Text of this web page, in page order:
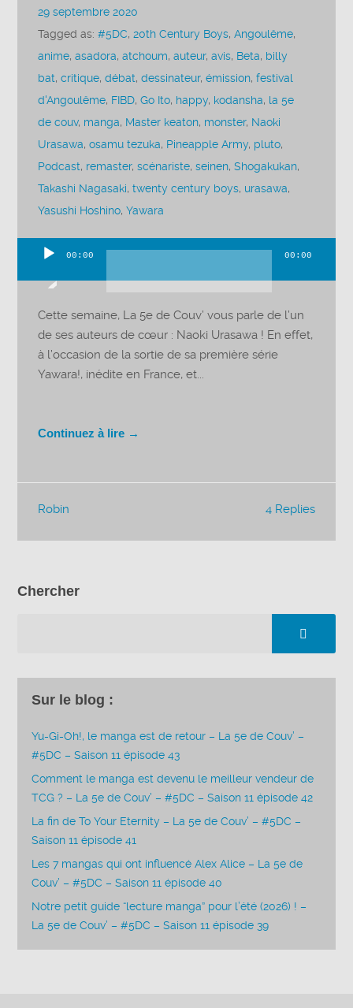
29 septembre 2020
Tagged as:#5DC,20th Century Boys,Angoulême,
anime,asadora,atchoum,auteur,avis, Beta, billy
bat,critique,débat,dessinateur,émission,festival
d'Angoulême, FIBD,Go Ito, happy, kodansha, la 5e
de couv, manga, Master keaton, monster, Naoki
Urasawa,osamu tezuka, Pineapple Army, pluto,
Podcast, remaster,scénariste,seinen,Shogakukan,
Takashi Nagasaki,twenty century boys, urasawa,
Yasushi Hoshino,Yawara
audio
00:00 00:00
Cette semaine, La 5e de Couv’ vous parle de l’un
de ses auteurs de cœur : Naoki Urasawa ! En effet,
à l’occasion de la sortie de sa première série
Yawara!, inédite en France, et...
Continuez à lire →
4 Replies
Robin
Chercher
Sur le blog :
Yu-Gi-Oh!, le manga est de retour – La 5e de Couv’ –
#5DC – Saison 11 épisode 43
Comment le manga est devenu le meilleur vendeur de
TCG ? – La 5e de Couv’ – #5DC – Saison 11 épisode 42
La fin de To Your Eternity – La 5e de Couv’ – #5DC –
Saison 11 épisode 41
Les 7 mangas qui ont influencé Alex Alice – La 5e de
Couv’ – #5DC – Saison 11 épisode 40
Notre petit guide “lecture manga” pour l’été (2026) ! –
La 5e de Couv’ – #5DC – Saison 11 épisode 39